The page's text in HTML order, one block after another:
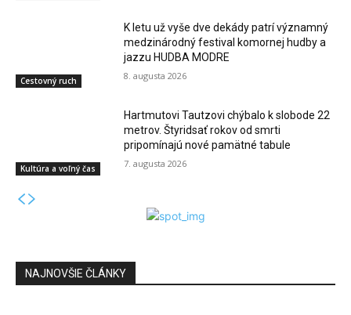
Cestovný ruch
K letu už vyše dve dekády patrí významný
medzinárodný festival komornej hudby a
jazzu HUDBA MODRE
8. augusta 2026
Kultúra a voľný čas
Hartmutovi Tautzovi chýbalo k slobode 22
metrov. Štyridsať rokov od smrti
pripomínajú nové pamätné tabule
7. augusta 2026
NAJNOVŠIE ČLÁNKY